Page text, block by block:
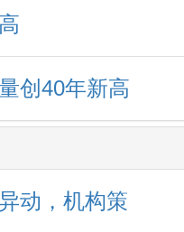
创40年新高
动，机构策